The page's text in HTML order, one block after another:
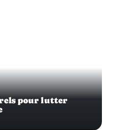
pour lutter